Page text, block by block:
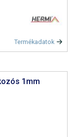
Termékadatok
1mm